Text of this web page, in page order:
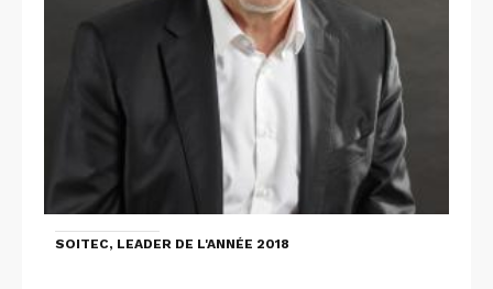
SOITEC, LEADER DE L'ANNÉE 2018